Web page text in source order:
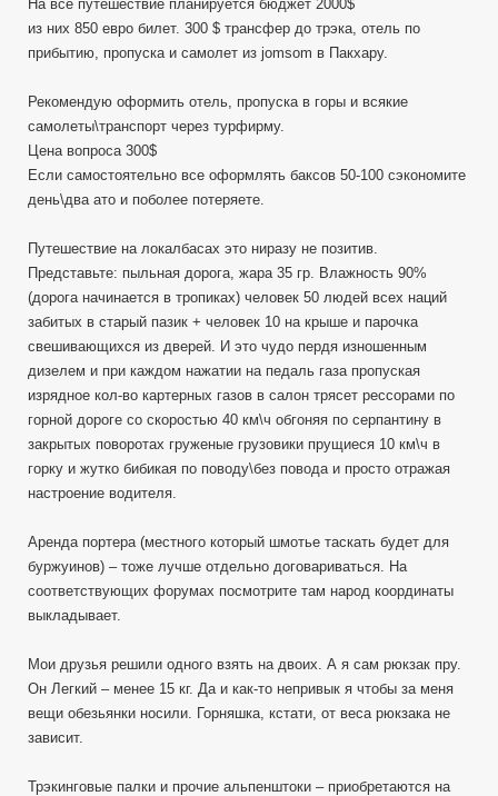
На все путешествие планируется бюджет 2000$
из них 850 евро билет. 300 $ трансфер до трэка, отель по
прибытию, пропуска и самолет из jomsom в Пакхару.
Рекомендую оформить отель, пропуска в горы и всякие
самолеты\транспорт через турфирму.
Цена вопроса 300$
Если самостоятельно все оформлять баксов 50-100 сэкономите
день\два ато и поболее потеряете.
Путешествие на локалбасах это ниразу не позитив.
Представьте: пыльная дорога, жара 35 гр. Влажность 90%
(дорога начинается в тропиках) человек 50 людей всех наций
забитых в старый пазик + человек 10 на крыше и парочка
свешивающихся из дверей. И это чудо пердя изношенным
дизелем и при каждом нажатии на педаль газа пропуская
изрядное кол-во картерных газов в салон трясет рессорами по
горной дороге со скоростью 40 км\ч обгоняя по серпантину в
закрытых поворотах груженые грузовики прущиеся 10 км\ч в
горку и жутко бибикая по поводу\без повода и просто отражая
настроение водителя.
Аренда портера (местного который шмотье таскать будет для
буржуинов) – тоже лучше отдельно договариваться. На
соответствующих форумах посмотрите там народ координаты
выкладывает.
Мои друзья решили одного взять на двоих. А я сам рюкзак пру.
Он Легкий – менее 15 кг. Да и как-то непривык я чтобы за меня
вещи обезьянки носили. Горняшка, кстати, от веса рюкзака не
зависит.
Трэкинговые палки и прочие альпенштоки – приобретаются на